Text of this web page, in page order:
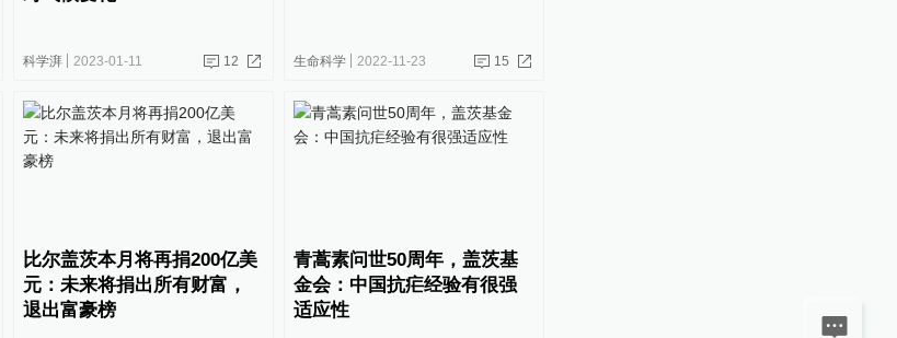
科学湃 2023-01-11 12 生命科学 2022-11-23 15
比尔盖茨本月将再捐200亿美
元：未来将捐出所有财富，
退出富豪榜
青蒿素问世50周年，盖茨基
金会：中国抗疟经验有很强
适应性